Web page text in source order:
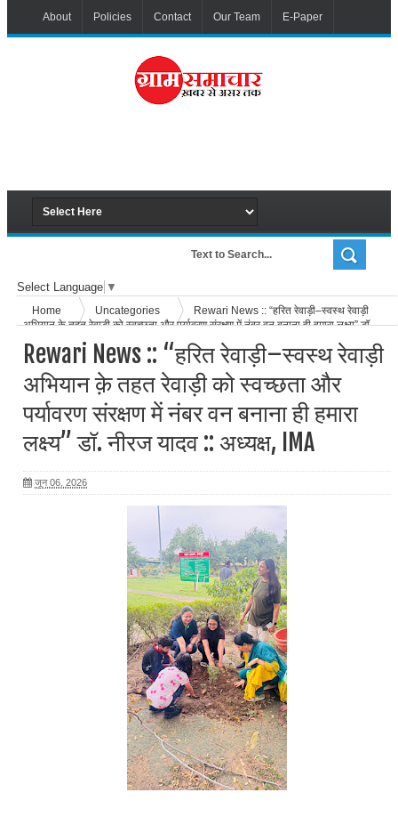
About Policies Contact Our Team E-Paper
Select Language ▼
Home Uncategories
Rewari News :: “हरित रेवाड़ी–स्वस्थ रेवाड़ी
अभियान क़े तहत रेवाड़ी को स्वच्छता और पर्यावरण संरक्षण में नंबर वन बनाना ही हमारा लक्ष्य” डॉ.
Rewari News :: “हरित रेवाड़ी–स्वस्थ रेवाड़ी
अभियान क़े तहत रेवाड़ी को स्वच्छता और
पर्यावरण संरक्षण में नंबर वन बनाना ही हमारा
लक्ष्य” डॉ. नीरज यादव :: अध्यक्ष, IMA
जून 06, 2026